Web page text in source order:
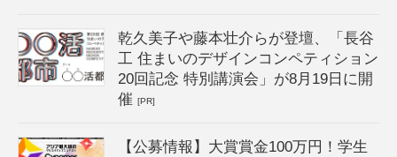
乾久美子や藤本壮介らが登壇、「長谷
工 住まいのデザインコンペティション
20回記念 特別講演会」が8月19日に開
催[PR]
【公募情報】大賞賞金100万円！学生